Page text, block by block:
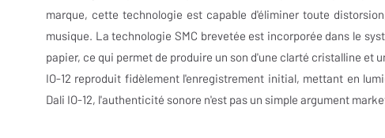
marque, cette technologie est capable d'éliminer toute
musique. La technologie SMC brevetée est incorporée dans le
papier, ce qui permet de produire un son d'une clarté cristalline et
IO-12 reproduit fidèlement l'enregistrement initial, mettant en
Dali IO-12, l'authenticité sonore n'est pas un simple argument